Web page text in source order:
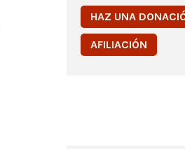
HAZ UNA
AFILIACIÓN